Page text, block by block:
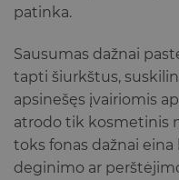
patinka.
Sausumas dažnai
tapti šiurkštus,
apsinešęs įvairiomis
atrodo tik kosmetinis
toks fonas dažnai
deginimo ar